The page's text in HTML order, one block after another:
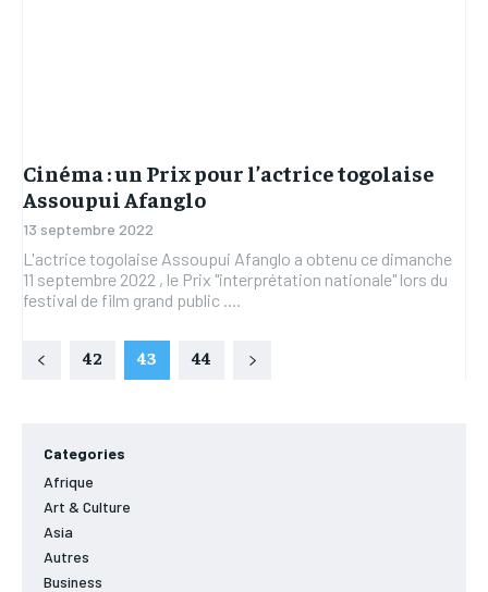
Cinéma : un Prix pour l’actrice togolaise
Assoupui Afanglo
13 septembre 2022
L'actrice togolaise Assoupui Afanglo a obtenu ce dimanche
11 septembre 2022 , le Prix "interprétation nationale" lors du
festival de film grand public ....
42 43 44
Categories
Afrique
Art & Culture
Asia
Autres
Business